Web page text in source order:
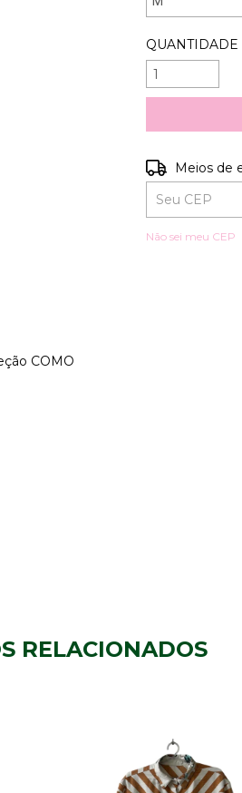
COMO
QUANTIDADE
Entregas para o
Meios de
Não sei meu CEP
RELACIONADOS